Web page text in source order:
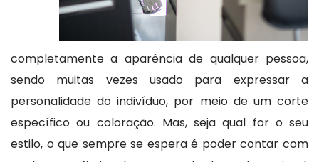
completamente a aparência de qualquer pessoa,
sendo muitas vezes usado para expressar a
personalidade do indivíduo, por meio de um corte
específico ou coloração. Mas, seja qual for o seu
estilo, o que sempre se espera é poder contar com